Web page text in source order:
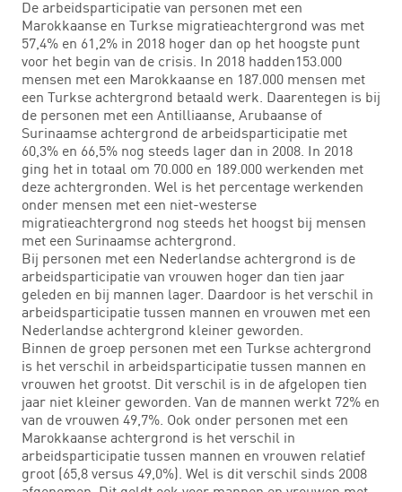
De arbeidsparticipatie van personen met een
Marokkaanse en Turkse migratieachtergrond was met
57,4% en 61,2% in 2018 hoger dan op het hoogste punt
voor het begin van de crisis. In 2018 hadden153.000
mensen met een Marokkaanse en 187.000 mensen met
een Turkse achtergrond betaald werk. Daarentegen is bij
de personen met een Antilliaanse, Arubaanse of
Surinaamse achtergrond de arbeidsparticipatie met
60,3% en 66,5% nog steeds lager dan in 2008. In 2018
ging het in totaal om 70.000 en 189.000 werkenden met
deze achtergronden. Wel is het percentage werkenden
onder mensen met een niet-westerse
migratieachtergrond nog steeds het hoogst bij mensen
met een Surinaamse achtergrond.
Bij personen met een Nederlandse achtergrond is de
arbeidsparticipatie van vrouwen hoger dan tien jaar
geleden en bij mannen lager. Daardoor is het verschil in
arbeidsparticipatie tussen mannen en vrouwen met een
Nederlandse achtergrond kleiner geworden.
Binnen de groep personen met een Turkse achtergrond
is het verschil in arbeidsparticipatie tussen mannen en
vrouwen het grootst. Dit verschil is in de afgelopen tien
jaar niet kleiner geworden. Van de mannen werkt 72% en
van de vrouwen 49,7%. Ook onder personen met een
Marokkaanse achtergrond is het verschil in
arbeidsparticipatie tussen mannen en vrouwen relatief
groot (65,8 versus 49,0%). Wel is dit verschil sinds 2008